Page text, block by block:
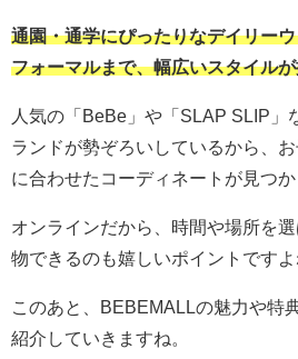
通園・通学にぴったりなデイリー
フォーマルまで、幅広いスタイル
人気の「BeBe」や「SLAP SLIP」
ランドが勢ぞろいしているから、
に合わせたコーディネートが見つか
オンラインだから、時間や場所を
物できるのも嬉しいポイントですよ
このあと、BEBEMALLの魅力や特
紹介していきますね。